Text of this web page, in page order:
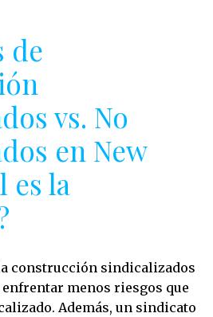
de
vs. No
en New
es la
construcción sindicalizados
enfrentar menos riesgos que
Además, un sindicato